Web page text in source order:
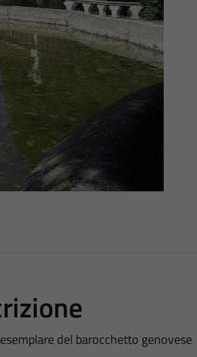
del barocchetto genovese